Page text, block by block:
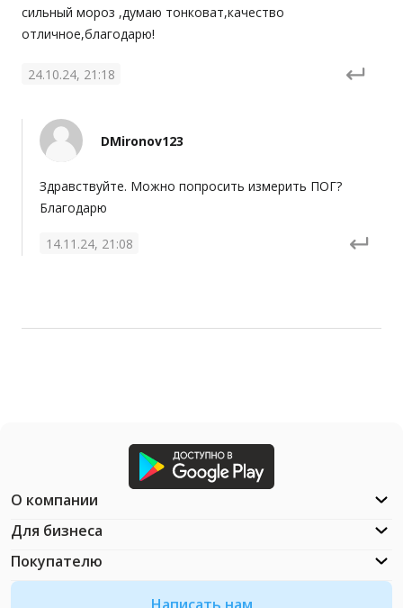
сильный мороз ,думаю тонковат,качество
отличное,благодарю!
24.10.24, 21:18
DMironov123
Здравствуйте. Можно попросить измерить ПОГ?
Благодарю
14.11.24, 21:08
О компании
Для бизнеса
Покупателю